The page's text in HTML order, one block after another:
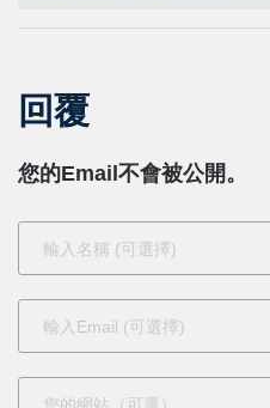
名古屋 140
覽鈴鹿山脈
夕照 星級行
政酒廊全天
候寵客
回覆
您的Email不會被公開。